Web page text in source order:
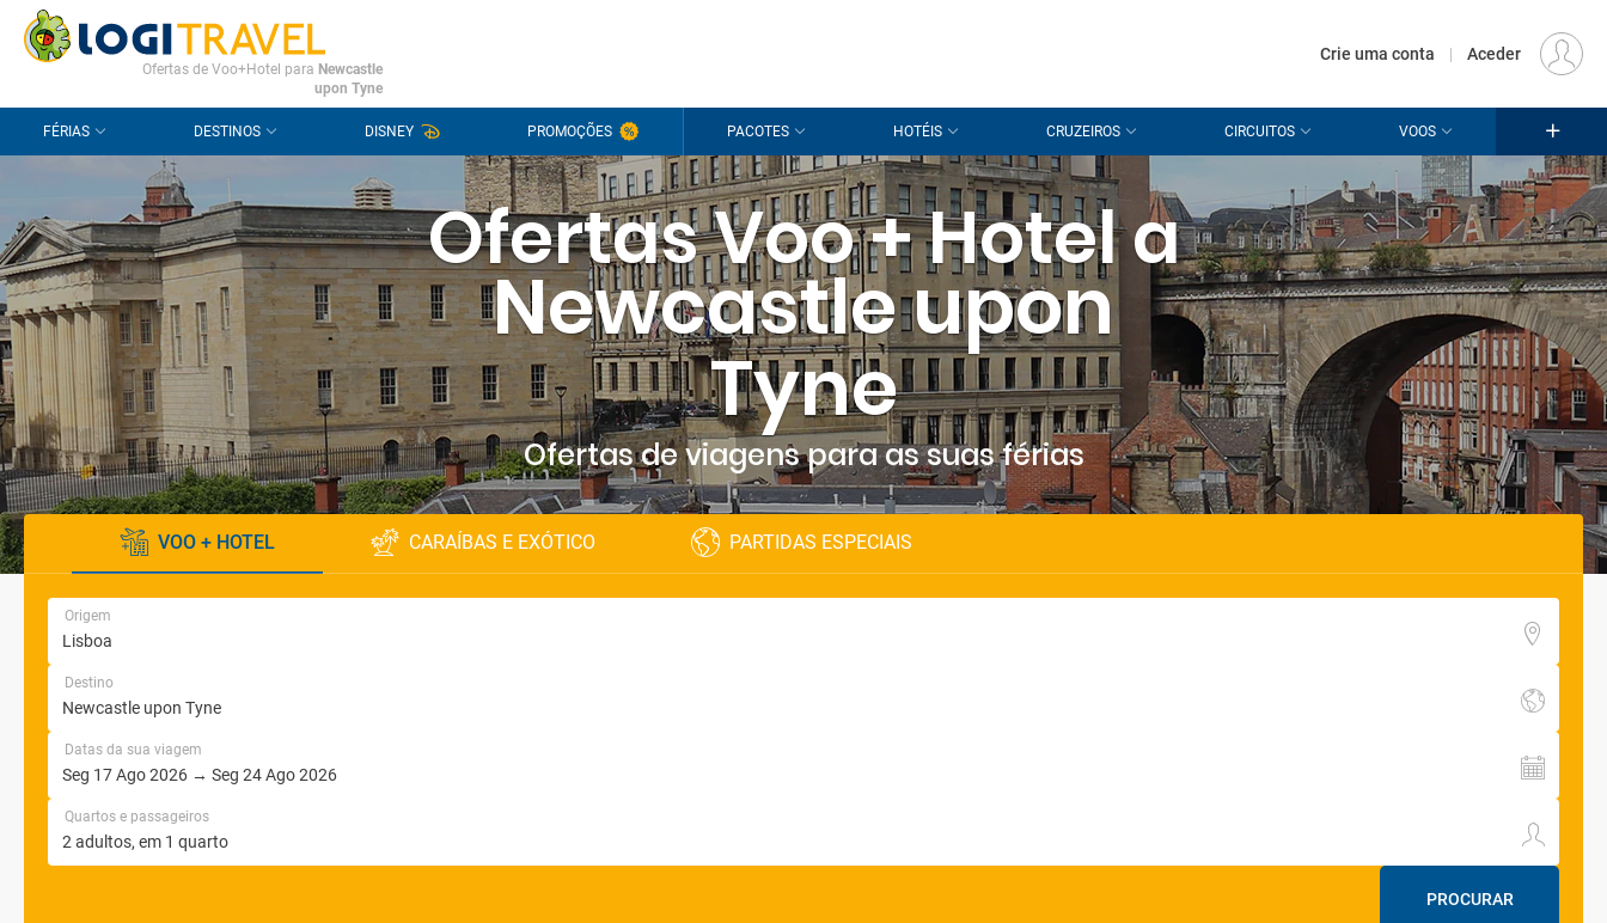
CONTACTO PERGUNTAS FREQUENTES
Ofertas de Voo+Hotel para Newcastle
upon Tyne
Crie uma conta | Aceder
FÉRIAS DESTINOS DISNEY PROMOÇÕES PACOTES HOTÉIS CRUZEIROS CIRCUITOS VOOS
Ofertas Voo + Hotel a
Newcastle upon
Tyne
Ofertas de viagens para as suas férias
VOO + HOTEL CARAÍBAS E EXÓTICO PARTIDAS ESPECIAIS
Origem
Destino
Datas da sua viagem
Quartos e passageiros
PROCURAR